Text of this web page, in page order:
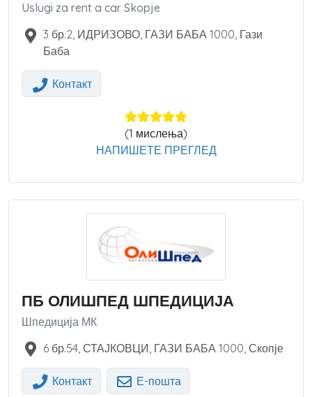
Uslugi za rent a car Skopje
3 бр.2, ИДРИЗОВО, ГАЗИ БАБА 1000, Гази
Баба
Контакт
(1 мислења)
НАПИШЕТЕ ПРЕГЛЕД
ПБ ОЛИШПЕД ШПЕДИЦИЈА
Шпедиција МК
6 бр.54, СТАЈКОВЦИ, ГАЗИ БАБА 1000 Скопје
Контакт Е-пошта